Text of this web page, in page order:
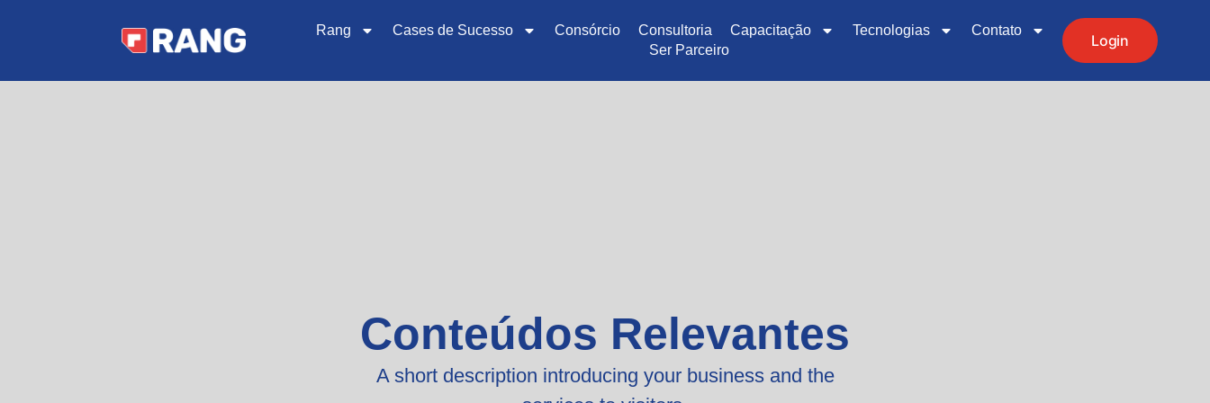
Rang Cases de Sucesso Consórcio Consultoria Capacitação Tecnologias
Contato
Ser Parceiro
Login
Conteúdos Relevantes
A short description introducing your business and the